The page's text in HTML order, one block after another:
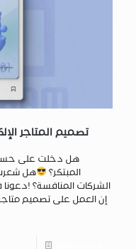
!تصميم المتاجر
هل دخلت على
المبتكر؟
هل شعرت
الشركات المنافسة؟
إن العمل على تصميم متاجر